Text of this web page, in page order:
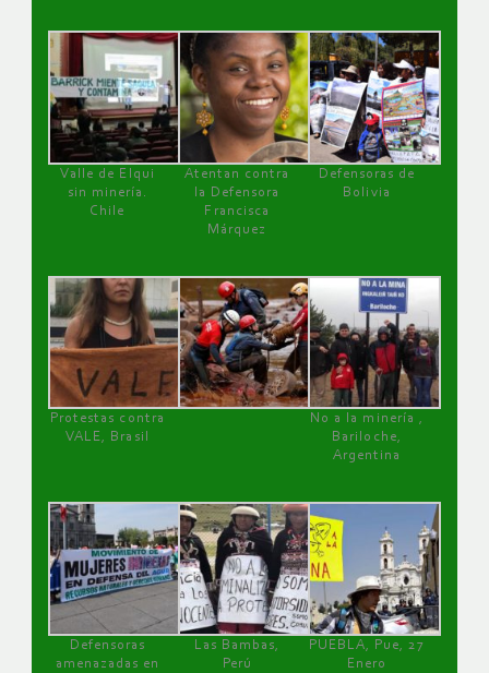
Valle de Elqui
sin minería.
Chile
Atentan contra
la Defensora
Francisca
Márquez
Defensoras de
Bolivia
Protestas contra
VALE, Brasil
No a la minería ,
Bariloche,
Argentina
Defensoras
amenazadas en
Las Bambas,
Perú
PUEBLA, Pue, 27
Enero